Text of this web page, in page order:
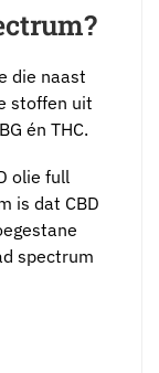
die naast
stoffen uit
én THC.
olie full
is dat CBD
spectrum